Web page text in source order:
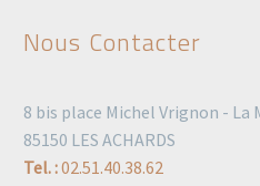
Nous Contacter
8 bis place Michel Vrignon - La
85150 LES ACHARDS
Tel. :02.51.40.38.62